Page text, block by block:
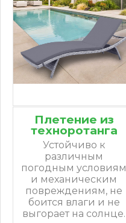
Плетение из
техноротанга
Устойчиво к
различным
погодным условиям
и механическим
повреждениям, не
боится влаги и не
выгорает на солнце.